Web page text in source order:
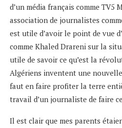
d’un média français comme TV5
association de journalistes
est utile d’avoir le point de vue
comme Khaled Drareni sur la
utile de savoir ce qu’est la
Algériens inventent une
faut en faire profiter la terre
travail d’un journaliste de faire
Il est clair que mes parents